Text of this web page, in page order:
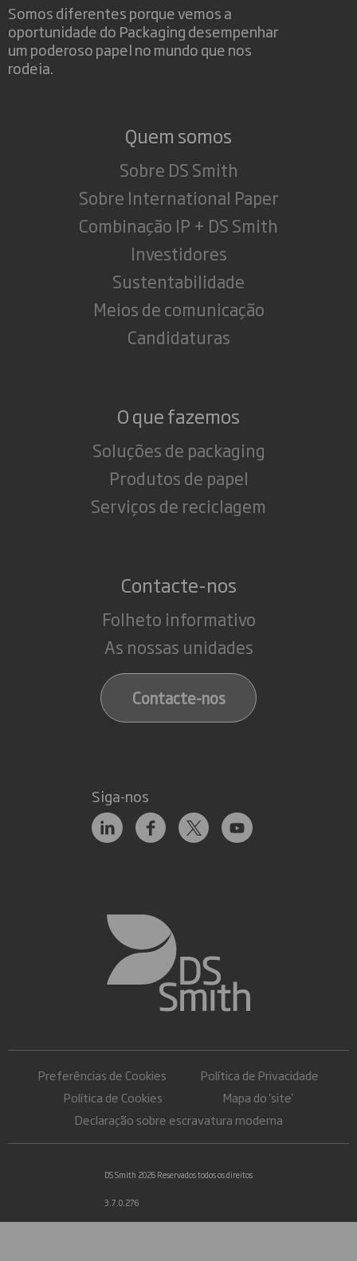
Somos diferentes porque vemos a
oportunidade do Packaging desempenhar
um poderoso papel no mundo que nos
rodeia.
Quem somos
Sobre DS Smith
Sobre International Paper
Combinação IP + DS Smith
Investidores
Sustentabilidade
Meios de comunicação
Candidaturas
O que fazemos
Soluções de packaging
Produtos de papel
Serviços de reciclagem
Contacte-nos
Folheto informativo
As nossas unidades
Contacte-nos
Siga-nos
Preferências de Cookies
Política de Privacidade
Política de Cookies
Mapa do 'site'
Declaração sobre escravatura moderna
DS Smith 2026 Reservados todos os direitos
3.7.0.276